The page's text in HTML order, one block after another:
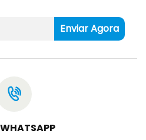
Enviar Agora